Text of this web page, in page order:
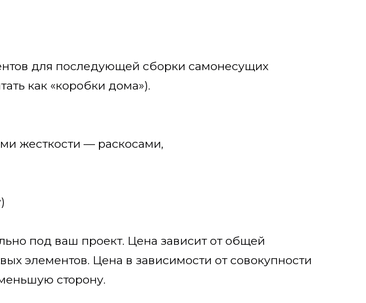
для последующей сборки самонесущих
как «коробки дома»).
жесткости — раскосами,
под ваш проект. Цена зависит от общей
элементов. Цена в зависимости от совокупности
сторону.